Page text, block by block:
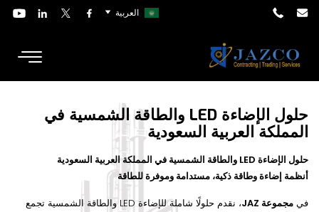
العربية
حلول الإضاءة LED والطاقة الشمسية في
المملكة العربية السعودية
حلول الإضاءة LED والطاقة الشمسية في المملكة العربية السعودية
أنظمة إضاءة وطاقة ذكية، مستدامة وموفرة للطاقة
في مجموعة JAZ
، نقدم حلولًا شاملة للإضاءة LED والطاقة الشمسية تجمع